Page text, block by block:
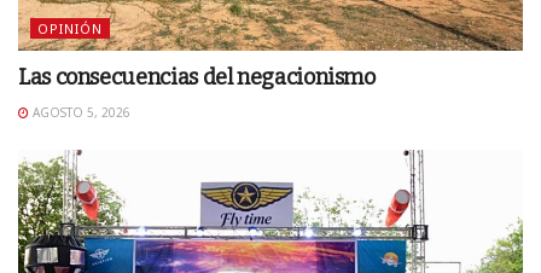
OPINIÓN
Las consecuencias del negacionismo
AGOSTO 5, 2026